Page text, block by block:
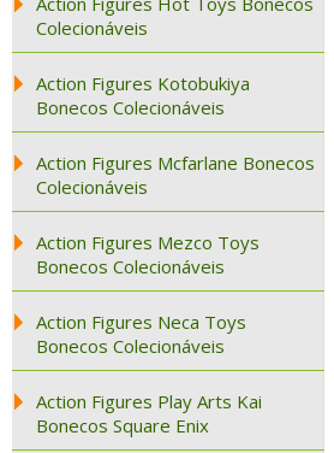
Colecionáveis
Action Figures Kotobukiya
Bonecos Colecionáveis
Action Figures Mcfarlane Bonecos
Colecionáveis
Action Figures Mezco Toys
Bonecos Colecionáveis
Action Figures Neca Toys
Bonecos Colecionáveis
Action Figures Play Arts Kai
Bonecos Square Enix